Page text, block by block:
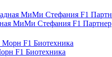
МиМи Стефания F1 Партнер
F1 Биотехника